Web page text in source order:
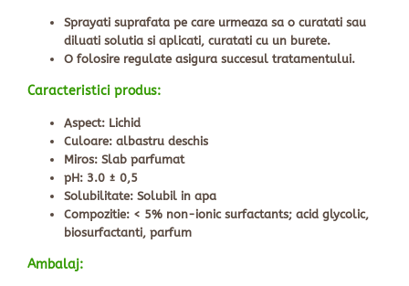
Sprayati suprafata pe care urmeaza sa o curatati sau
diluati solutia si aplicati, curatati cu un burete.
O folosire regulate asigura succesul tratamentului.
Caracteristici produs:
Aspect: Lichid
Culoare: albastru deschis
Miros: Slab parfumat
pH: 3.0 ± 0,5
Solubilitate: Solubil in apa
Compozitie: < 5% non-ionic surfactants; acid glycolic,
biosurfactanti, parfum
Ambalaj: